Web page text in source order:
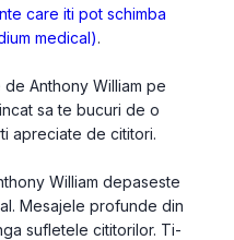
care iti pot schimba
medical).
Anthony William pe
sa te bucuri de o
apreciate de cititori.
William depaseste
Mesajele profunde din
sufletele cititorilor. Ti-